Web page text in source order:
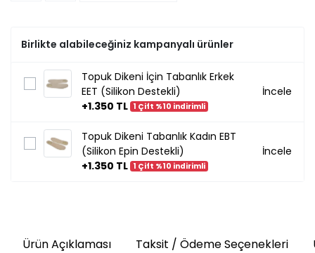
Birlikte alabileceğiniz kampanyalı ürünler
Topuk Dikeni İçin Tabanlık Erkek
EET (Silikon Destekli)
+1.350 TL 1 Çift %10 indirimli
İncele
Topuk Dikeni Tabanlık Kadın EBT
(Silikon Epin Destekli)
+1.350 TL 1 Çift %10 indirimli
İncele
Ürün Açıklaması Taksit / Ödeme Seçenekleri